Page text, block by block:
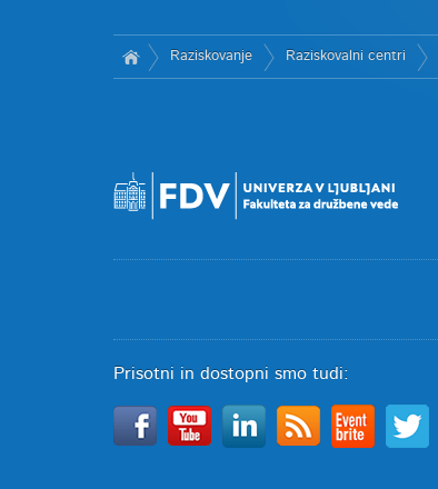
Raziskovanje Raziskovalni centri
Prisotni in dostopni smo tudi: